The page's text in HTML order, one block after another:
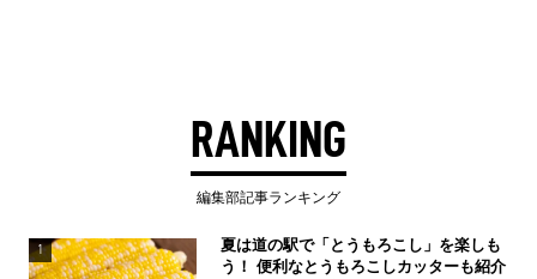
RANKING
編集部記事ランキング
1
夏は道の駅で「とうもろこし」を楽しも
う！ 便利なとうもろこしカッターも紹介